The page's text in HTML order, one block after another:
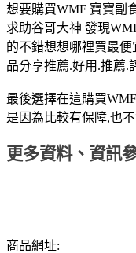
想要購買WMF 寶寶副
求助谷哥大神 發現
的不錯想想哪裡買最
品分享推薦.好用.推薦.
最後選擇在這購買
是因為比較有保障,也
更多資料、資訊
商品網址: